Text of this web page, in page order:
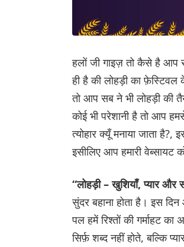
हलों जी गाइज़ तो कैसे है
ही है की लोहड़ी का
तो आप सब ने भी लोहड़ी की
कोई भी परेशानी है तो आप
त्योहार क्यूँ मनाया जाता
इसीलिए आप हमारी
“लोहड़ी – खुशियाँ, प्यार और
सुंदर बहाना होता है। इस
पल हमें रिश्तों की गर्माहट
सिर्फ़ शब्द नहीं होते, बल्कि